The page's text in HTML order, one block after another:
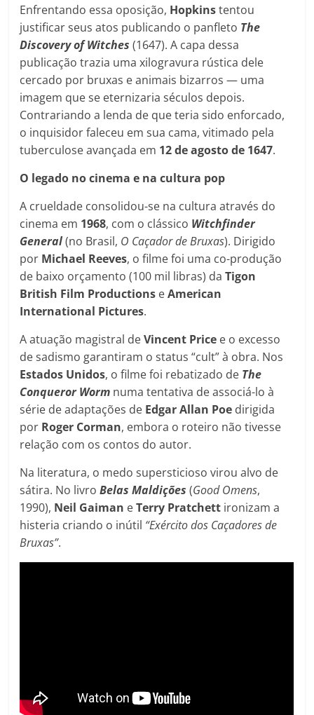
Enfrentando essa oposição, Hopkinstentou
justificar seus atos publicando o panfleto The
Discovery of Witches (1647). A capa dessa
publicação trazia uma xilogravura rústica dele
cercado por bruxas e animais bizarros — uma
imagem que se eternizaria séculos depois.
Contrariando a lenda de que teria sido enforcado,
o inquisidor faleceu em sua cama, vitimado pela
tuberculose avançada em 12 de agosto de 1647.
O legado no cinema e na cultura pop
A crueldade consolidou-se na cultura através do
cinema em 1968, com o clássico Witchfinder
General(no Brasil, O Caçador de Bruxas). Dirigido
por Michael Reeves, o filme foi uma co-produção
de baixo orçamento (100 mil libras) daTigon
British Film Productions eAmerican
International Pictures.
A atuação magistral deVincent Price e o excesso
de sadismo garantiram o status “cult” à obra. Nos
Estados Unidos, o filme foi rebatizado de The
Conqueror Worm numa tentativa de associá-lo à
série de adaptações de Edgar Allan Poe dirigida
por Roger Corman, embora o roteiro não tivesse
relação com os contos do autor.
Na literatura, o medo supersticioso virou alvo de
sátira. No livroBelas Maldições (Good Omens,
1990), Neil Gaiman eTerry Pratchett ironizam a
histeria criando o inútil “Exército dos Caçadores de
Bruxas”.